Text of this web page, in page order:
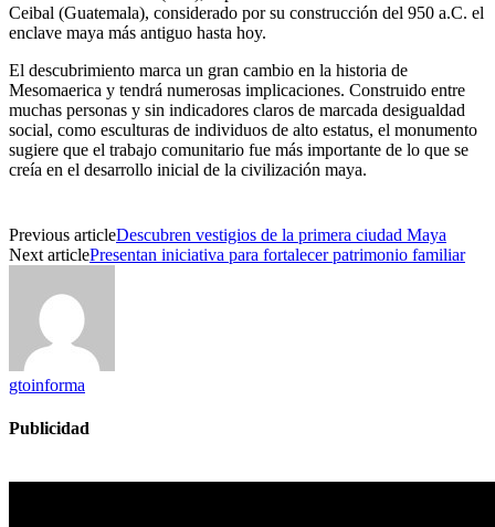
Ceibal (Guatemala), considerado por su construcción del 950 a.C. el
enclave maya más antiguo hasta hoy.
El descubrimiento marca un gran cambio en la historia de
Mesomaerica y tendrá numerosas implicaciones. Construido entre
muchas personas y sin indicadores claros de marcada desigualdad
social, como esculturas de individuos de alto estatus, el monumento
sugiere que el trabajo comunitario fue más importante de lo que se
creía en el desarrollo inicial de la civilización maya.
Previous articleDescubren vestigios de la primera ciudad Maya
Next articlePresentan iniciativa para fortalecer patrimonio familiar
gtoinforma
Publicidad